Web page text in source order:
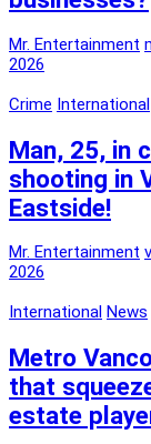
Mr. Entertainment
2026
Crime International
Man, 25, in
shooting in
Eastside!
Mr. Entertainment
2026
International News
Metro
that
estate